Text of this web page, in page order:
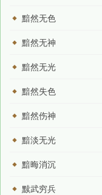
黯然无色
黯然无神
黯然无光
黯然失色
黯然伤神
黯淡无光
黯晦消沉
黩武穷兵